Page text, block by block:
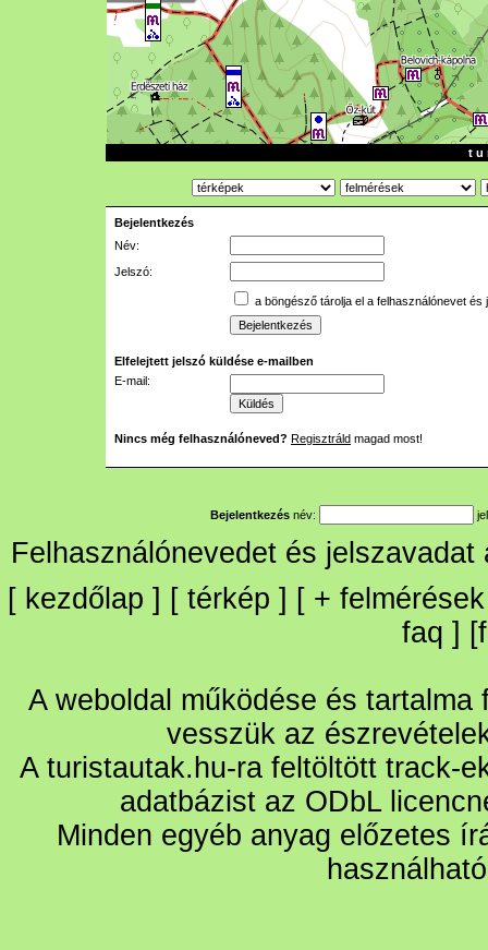
t u
Bejelentkezés
Név:
Jelszó:
a böngésző tárolja el a felhasználónevet és
Elfelejtett jelszó küldése e-mailben
E-mail:
Nincs még felhasználóneved? Regisztráld magad most!
Bejelentkezés név:
Felhasználónevedet és
[ kezdőlap ] [ térkép ] [ + felmérések
faq ] [
A weboldal működése és
vesszük az
A turistautak.hu-ra feltöltött track-
adatbázist az ODbL
Minden egyéb anyag előzetes